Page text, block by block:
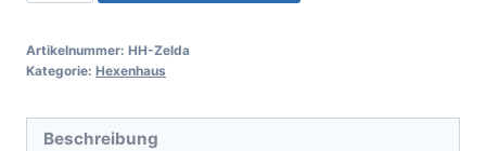
Artikelnummer: HH-Zelda
Kategorie: Hexenhaus
Beschreibung